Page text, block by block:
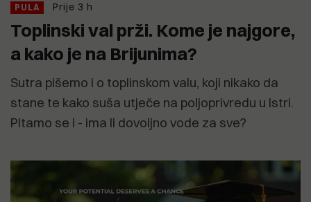
PULA Prije 3 h
Toplinski val prži. Kome je najgore,
a kako je na Brijunima?
Sutra pišemo i o toplinskom valu, koji nikako da
stane te kako suša utječe na poljoprivredu u Istri.
PItamo se i - ima li dovoljno vode za sve?